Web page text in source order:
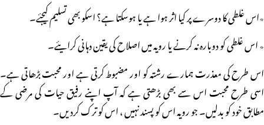
٭اس غلطی کا دوسرے پر کیا اثر ہوا ہے یا ہوسکتا ہے؟ اسکو بھی تسلیم کیجئے۔
٭ اس غلطی کو دوبارہ نہ کرنے یا رویہ میں اصلاح کی یقین دہانی کرایئے۔
اس طرح کی معذرت ہمارے رشتہ کو اور مضبوط کرتی ہے اور محبت بڑھاتی ہے۔
اسی طرح محبت اس سے بھی بڑھتی ہے کہ آپ اپنے رفیق حیات کی مرضی کے
مطابق خود کو بدلیں۔ جو رویہ اس کو پسند نہیں ، اس کو ترک کردیں۔